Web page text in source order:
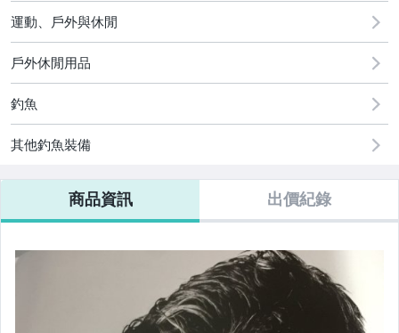
運動、戶外與休閒
戶外休閒用品
釣魚
其他釣魚裝備
商品資訊 出價紀錄